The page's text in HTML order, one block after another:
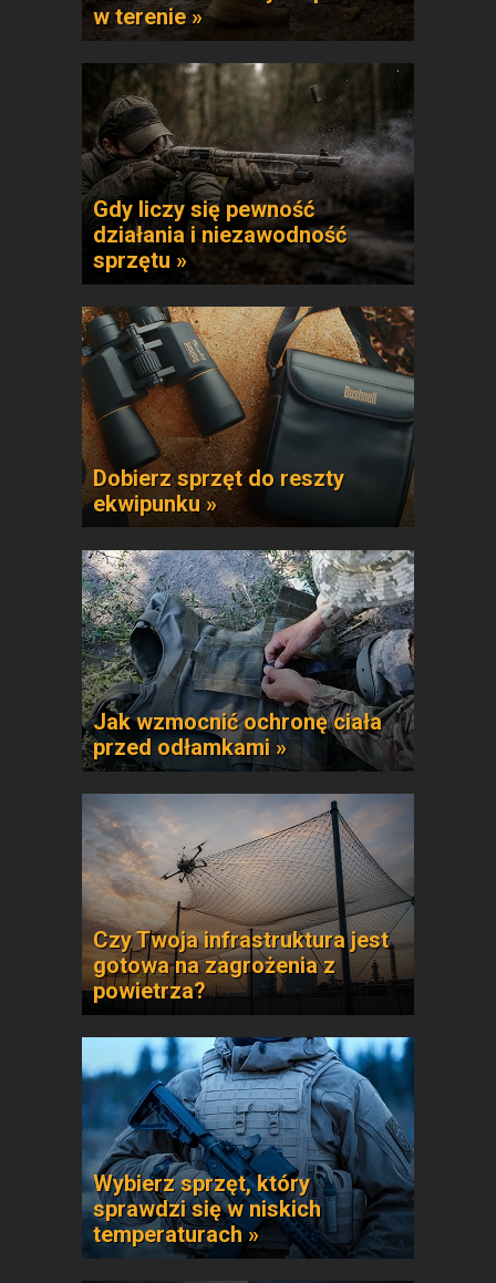
w terenie »
Gdy liczy się pewność
działania i niezawodność
sprzętu »
Dobierz sprzęt do reszty
ekwipunku »
Jak wzmocnić ochronę ciała
przed odłamkami »
Czy Twoja infrastruktura jest
gotowa na zagrożenia z
powietrza?
Wybierz sprzęt, który
sprawdzi się w niskich
temperaturach »